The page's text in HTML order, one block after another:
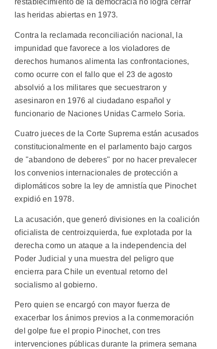
restablecimiento de la democracia no logra cerrar
las heridas abiertas en 1973.
Contra la reclamada reconciliación nacional, la
impunidad que favorece a los violadores de
derechos humanos alimenta las confrontaciones,
como ocurre con el fallo que el 23 de agosto
absolvió a los militares que secuestraron y
asesinaron en 1976 al ciudadano español y
funcionario de Naciones Unidas Carmelo Soria.
Cuatro jueces de la Corte Suprema están acusados
constitucionalmente en el parlamento bajo cargos
de "abandono de deberes" por no hacer prevalecer
los convenios internacionales de protección a
diplomáticos sobre la ley de amnistía que Pinochet
expidió en 1978.
La acusación, que generó divisiones en la coalición
oficialista de centroizquierda, fue explotada por la
derecha como un ataque a la independencia del
Poder Judicial y una muestra del peligro que
encierra para Chile un eventual retorno del
socialismo al gobierno.
Pero quien se encargó con mayor fuerza de
exacerbar los ánimos previos a la conmemoración
del golpe fue el propio Pinochet, con tres
intervenciones públicas durante la primera semana